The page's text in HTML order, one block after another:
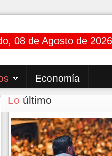
08 de Agosto de 2026
Economía
Lo último